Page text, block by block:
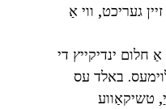
געריכט, ווי אַ
חלום ינדיקייץ די
באלד עס
טשיקאַווע